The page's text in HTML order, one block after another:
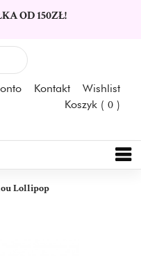
OD 150ZŁ!
Kontakt
Wishlist
Koszyk ( 0)
Lollipop